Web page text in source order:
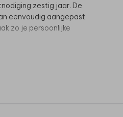
zestig jaar. De
eenvoudig aangepast
zo je persoonlijke
in de editor? Neem dan